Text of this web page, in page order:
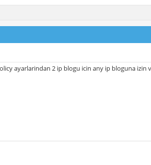
ayarlarindan 2 ip blogu icin any ip bloguna izin